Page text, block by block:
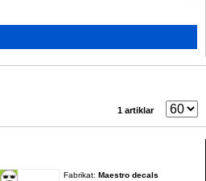
1 artiklar
Fabrikat:Maestro decals